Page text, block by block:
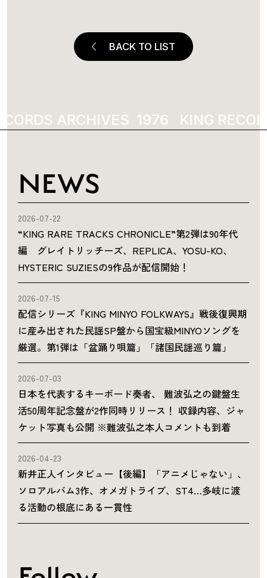
BACK TO LIST
ARCHIVES KING
NEWS
2026-07-22
“KING RARE TRACKS CHRONICLE”第2弾は90年代
編 グレイトリッチーズ、REPLICA、YOSU-KO、
HYSTERIC SUZIESの9作品が配信開始！
2026-07-15
配信シリーズ『KING MINYO FOLKWAYS』戦後復興期
に産み出された民謡SP盤から国宝級MINYOソングを
厳選。第1弾は「盆踊り唄篇」「諸国民謡巡り篇」
2026-07-03
日本を代表するキーボード奏者、 難波弘之の鍵盤生
活50周年記念盤が2作同時リリース！ 収録内容、ジャ
ケット写真も公開 ※難波弘之本人コメントも到着
2026-04-23
新井正人インタビュー【後編】「アニメじゃない」、
ソロアルバム3作、オメガトライブ、ST4…多岐に渡
る活動の根底にある一貫性